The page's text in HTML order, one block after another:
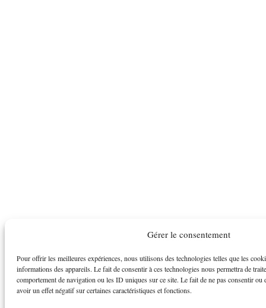
Gérer le consentement
Pour offrir les meilleures expériences, nous utilisons des technologies telles que les
informations des appareils. Le fait de consentir à ces technologies nous permettra de
comportement de navigation ou les ID uniques sur ce site. Le fait de ne pas consentir ou
avoir un effet négatif sur certaines caractéristiques et fonctions.